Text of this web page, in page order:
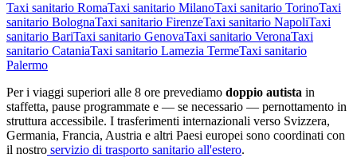
Taxi sanitario RomaTaxi sanitario MilanoTaxi sanitario TorinoTaxi
sanitario BolognaTaxi sanitario FirenzeTaxi sanitario NapoliTaxi
sanitario BariTaxi sanitario GenovaTaxi sanitario VeronaTaxi
sanitario CataniaTaxi sanitario Lamezia TermeTaxi sanitario
Palermo
Per i viaggi superiori alle 8 ore prevediamo doppio autista in
staffetta, pause programmate e — se necessario — pernottamento in
struttura accessibile. I trasferimenti internazionali verso Svizzera,
Germania, Francia, Austria e altri Paesi europei sono coordinati con
il nostro servizio di trasporto sanitario all'estero.